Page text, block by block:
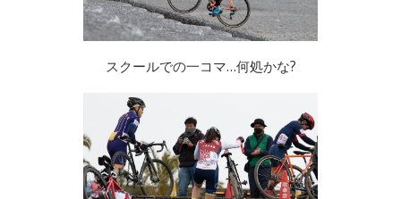
スクールでの一コマ…何処かな?